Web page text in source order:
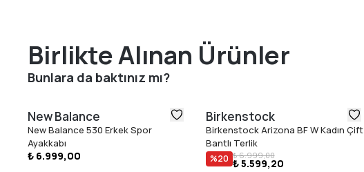
Birlikte Alınan Ürünler
Bunlara da baktınız mı?
New Balance
New Balance 530 Erkek Spor
Ayakkabı
₺ 6.999,00
Birkenstock
Birkenstock Arizona BF W Kadın Çift
Bantlı Terlik
%20 ₺ 6.999,00
₺ 5.599,20